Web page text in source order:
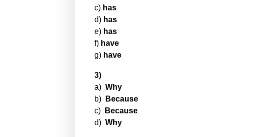
c) has
d) has
e) has
f) have
g) have
3)
a) Why
b)
Because
c)
Because
d) Why